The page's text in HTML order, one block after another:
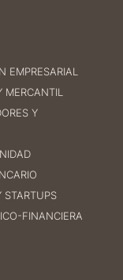
EMPRESARIAL
MERCANTIL
Y
STARTUPS
FINANCIERA